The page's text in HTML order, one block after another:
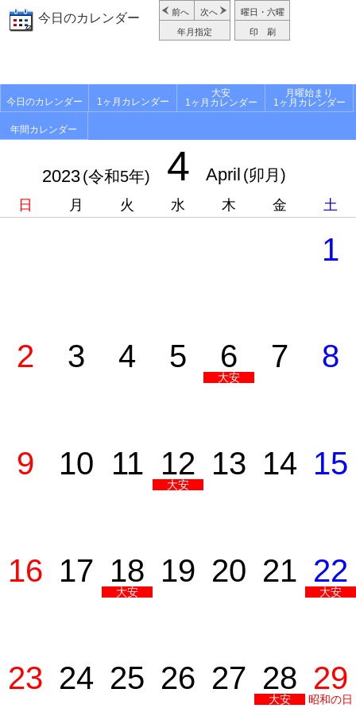
今日のカレンダー 前へ 次へ
年月指定
曜日・六曜
印 刷
今日のカレンダー 1ヶ月カレンダー
大安
1ヶ月カレンダー
月曜始まり
1ヶ月カレンダー
年間カレンダー
2023(令和5年) 4 April (卯月)
日 月 火 水 木 金 土
1
2 3 4 5 6
大安
7 8
9 10 11 12
大安
13 14 15
16 17 18
大安
19 20 21 22
大安
23 24 25 26 27 28
大安
29
昭和の日